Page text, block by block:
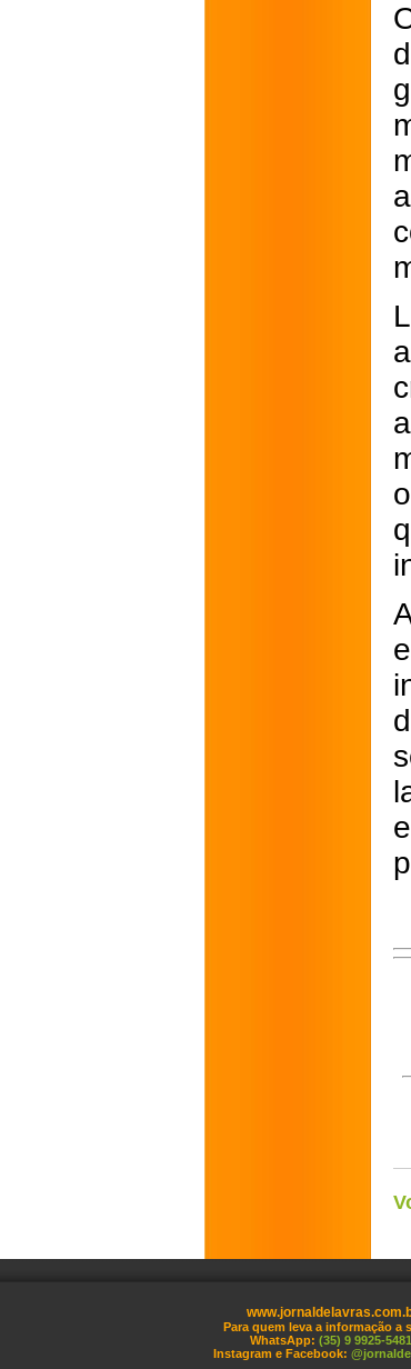
Para quem leva a informação a
WhatsApp: (35) 9 9925-5481
Instagram e Facebook: